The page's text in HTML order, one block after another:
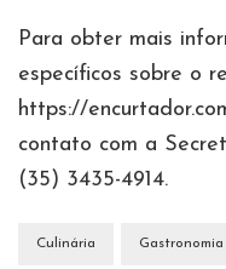
Para obter mais
específicos sobre o
https://
contato com a
(35) 3435-4914.
Culinária Gastronomia